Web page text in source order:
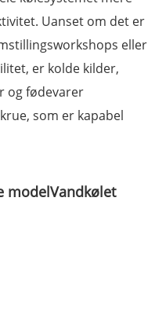
Uanset om det er
eller
er kolde kilder,
og fødevarer
som er kapabel
modelVandkølet